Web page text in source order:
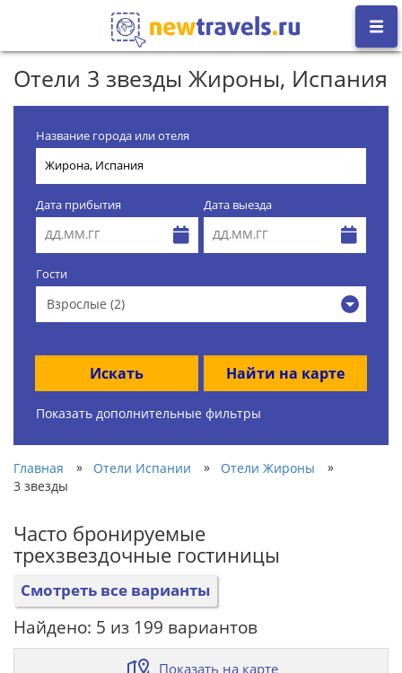
Отели 3 звезды Жироны, Испания
Название города или отеля
Дата прибытия Дата выезда
Гости
Взрослые (2)
Искать Найти на карте
Показать дополнительные фильтры
Главная » Отели Испании » Отели Жироны
»
3 звезды
Часто бронируемые
трехзвездочные гостиницы
Смотреть все варианты
Найдено: 5 из 199 вариантов
Показать на карте